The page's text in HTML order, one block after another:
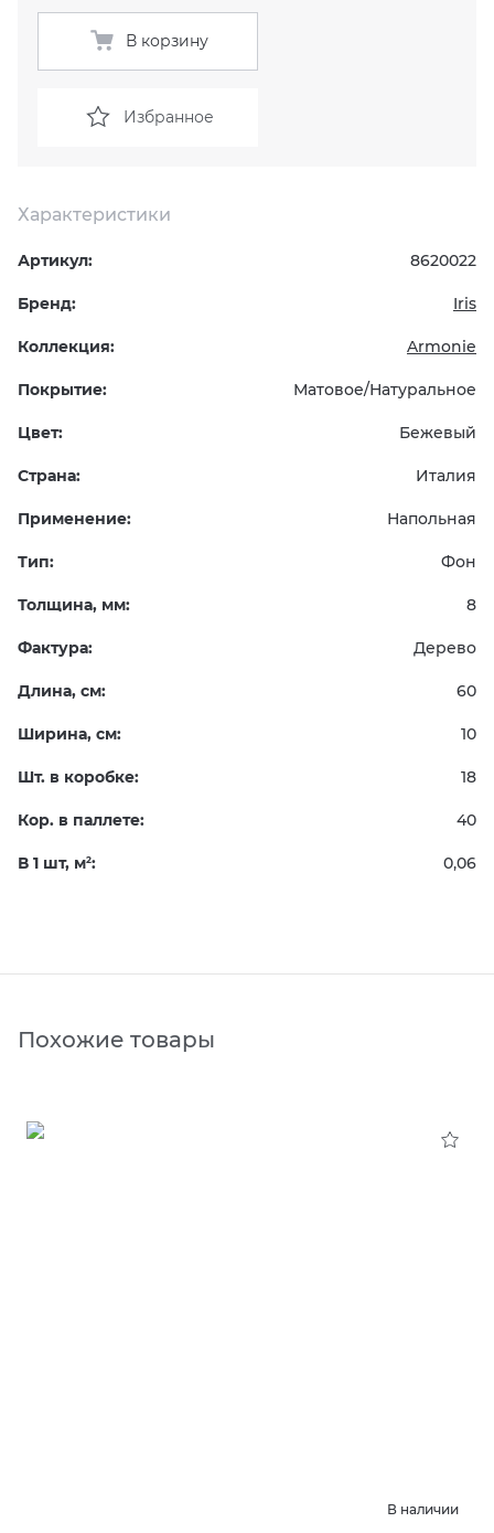
KERAMA MARAZZI
PORCELANOSA
SANT’AGOSTINO
УРАЛЬСКИЙ ГРАНИТ
XLIGHT XTONE URBATEK
XXL Pamesa
СМЕСИТЕЛИ
УНИТАЗЫ И ПИCCУАРЫ
Характеристики
Артикул: 8620022
Бренд: Iris
Коллекция: Armonie
Покрытие: Матовое/Натуральное
Цвет: Бежевый
Страна: Италия
Применение: Напольная
Тип: Фон
Толщина, мм: 8
Фактура: Дерево
Длина, см: 60
Ширина, см: 10
Шт. в коробке: 18
Кор. в паллете: 40
В 1 шт, м2: 0,06
В корзину
Избранное
Похожие товары
В наличии